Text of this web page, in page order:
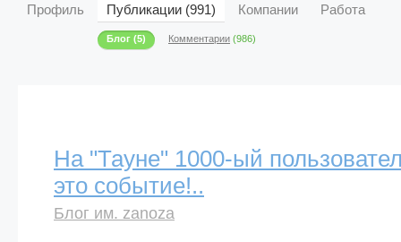
Профиль Публикации (991)
Блог (5) Комментарии (986)
Компании Работа
На "Тауне" 1000-ый
это событие!..
Блог им. zanoza